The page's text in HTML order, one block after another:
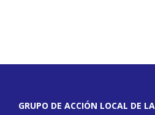
GRUPO DE ACCIÓN LOCAL DE LA